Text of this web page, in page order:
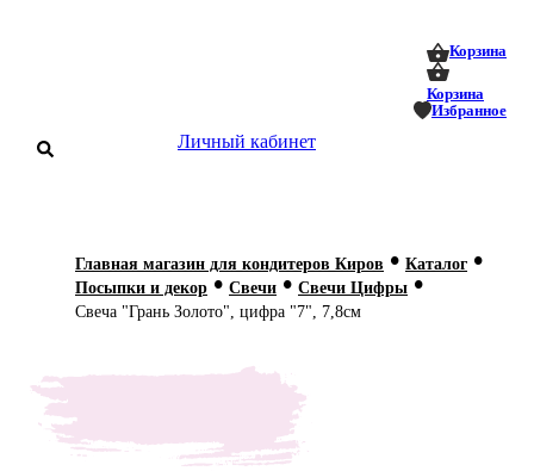
Корзина
Корзина
Избранное
Личный кабинет
О нас
Главная магазин для кондитеров Киров • Каталог •
Посыпки и декор • Свечи • Свечи Цифры •
Свеча "Грань Золото", цифра "7", 7,8см